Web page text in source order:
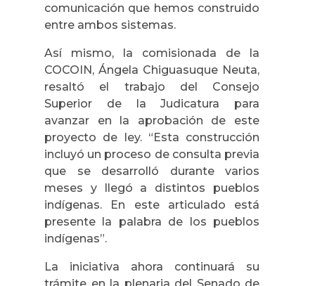
comunicación que hemos construido
entre ambos sistemas.
Así mismo, la comisionada de la
COCOIN, Ángela Chiguasuque Neuta,
resaltó el trabajo del Consejo
Superior de la Judicatura para
avanzar en la aprobación de este
proyecto de ley. “Esta construcción
incluyó un proceso de consulta previa
que se desarrolló durante varios
meses y llegó a distintos pueblos
indígenas. En este articulado está
presente la palabra de los pueblos
indígenas”.
La iniciativa ahora continuará su